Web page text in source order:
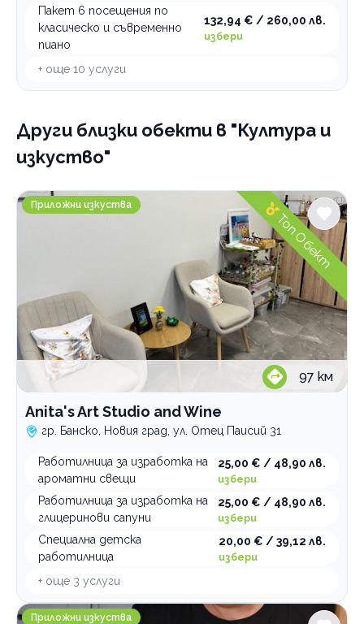
Пакет 6 посещения по
класическо и съвременно
пиано
132,94 € / 260,00 лв.
избери
+ още 10 услуги
Други близки обекти в "Култура и
изкуство"
Anita's Art Studio and Wine
Приложни изкуства
97 км
Anita's Art Studio and Wine
гр. Банско, Новия град, ул. Отец Паисий 31
Работилница за изработка на
ароматни свещи
25,00 € / 48,90 лв.
избери
Работилница за изработка на
глицеринови сапуни
25,00 € / 48,90 лв.
избери
Специална детска
работилница
20,00 € / 39,12 лв.
избери
+ още 3 услуги
Топ Обект
Стъклена работилница Bul Art Glass
Приложни изкуства
Пеене
Театър
По домовете